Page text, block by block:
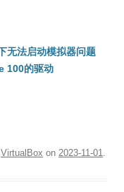
法启动模拟器问题
100的驱动
VirtualBox on 2023-11-01.